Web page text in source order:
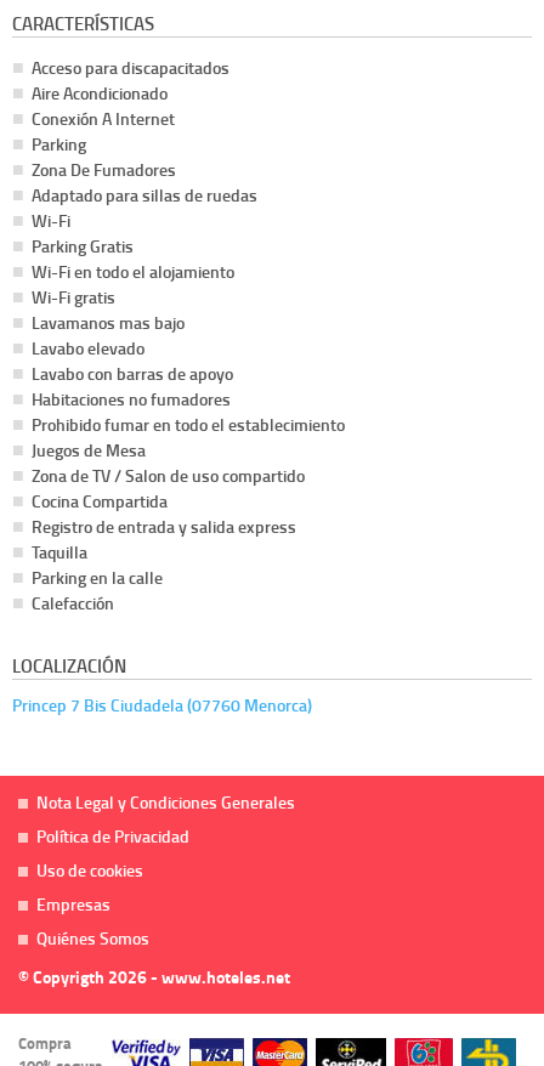
CARACTERÍSTICAS
Acceso para discapacitados
Aire Acondicionado
Conexión A Internet
Parking
Zona De Fumadores
Adaptado para sillas de ruedas
Wi-Fi
Parking Gratis
Wi-Fi en todo el alojamiento
Wi-Fi gratis
Lavamanos mas bajo
Lavabo elevado
Lavabo con barras de apoyo
Habitaciones no fumadores
Prohibido fumar en todo el establecimiento
Juegos de Mesa
Zona de TV / Salon de uso compartido
Cocina Compartida
Registro de entrada y salida express
Taquilla
Parking en la calle
Calefacción
LOCALIZACIÓN
Princep 7 Bis Ciudadela (07760 Menorca)
Nota Legal y Condiciones Generales
Política de Privacidad
Uso de cookies
Empresas
Quiénes Somos
© Copyrigth 2026 - www.hoteles.net
Compra